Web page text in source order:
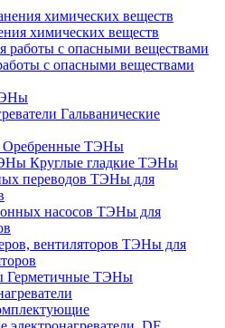
химических веществ
с опасными веществами
Гальванические
Оребренные ТЭНы
Круглые гладкие ТЭНы
ТЭНы для
ТЭНы для
ТЭНы для
Герметичные ТЭНы